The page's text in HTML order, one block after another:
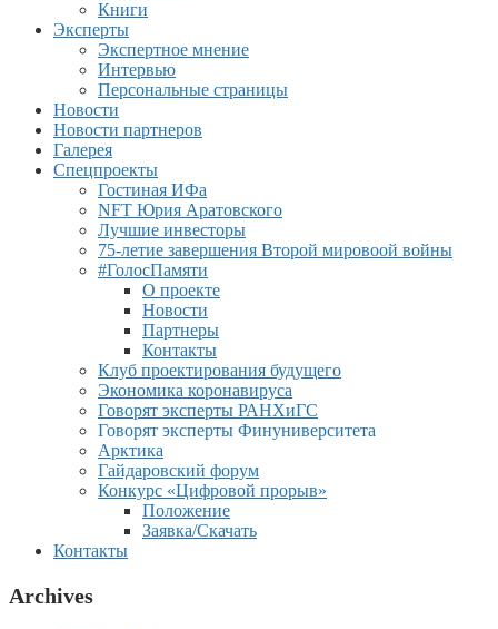
Книги
Эксперты
Экспертное мнение
Интервью
Персональные страницы
Новости
Новости партнеров
Галерея
Спецпроекты
Гостиная ИФа
NFT Юрия Аратовского
Лучшие инвесторы
75-летие завершения Второй мировоой войны
#ГолосПамяти
О проекте
Новости
Партнеры
Контакты
Клуб проектирования будущего
Экономика коронавируса
Говорят эксперты РАНХиГС
Говорят эксперты Финуниверситета
Арктика
Гайдаровский форум
Конкурс «Цифровой прорыв»
Положение
Заявка/Скачать
Контакты
Archives